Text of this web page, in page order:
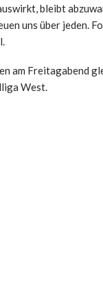
bleibt
uns über jeden.
am Freitagabend
West.